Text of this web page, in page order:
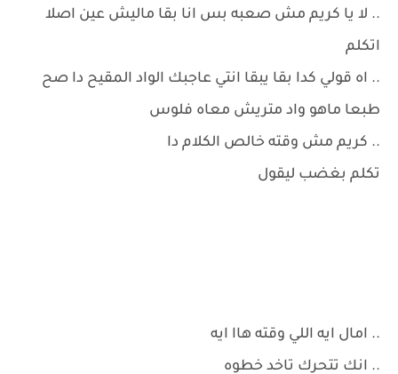
.. لا يا كريم مش صعبه بس انا بقا ماليش عين اصلا
اتكلم
.. اه قولي كدا بقا يبقا انتي عاجبك الواد المقيح دا صح
طبعا ماهو واد متريش معاه فلوس
.. كريم مش وقته خالص الكلام دا
تكلم بغضب ليقول
.. امال ايه اللي وقته هاا ايه
.. انك تتحرك تاخد خطوه